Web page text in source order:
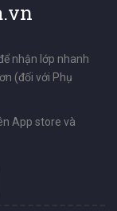
nhận lớp nhanh
(đối với Phụ
App store và